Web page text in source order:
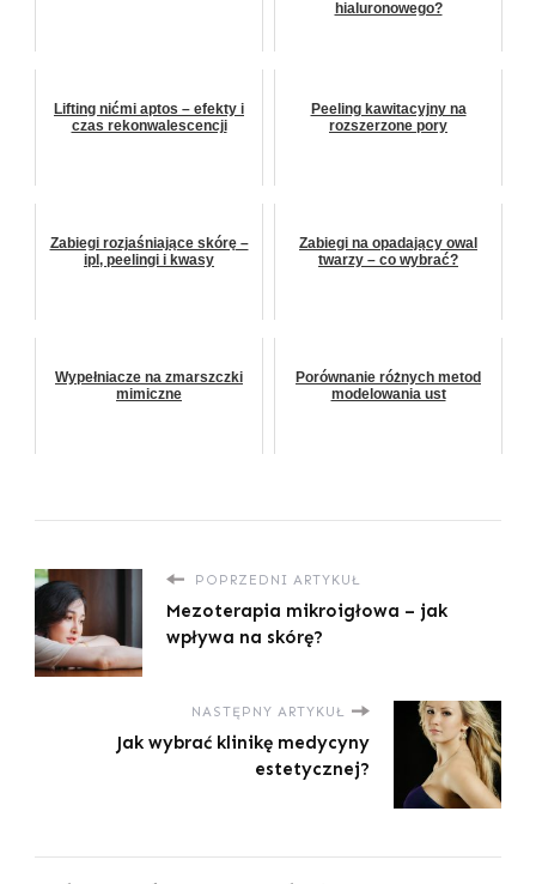
hialuronowego?
Lifting nićmi aptos – efekty i
czas rekonwalescencji
Peeling kawitacyjny na
rozszerzone pory
Zabiegi rozjaśniające skórę –
ipl, peelingi i kwasy
Zabiegi na opadający owal
twarzy – co wybrać?
Wypełniacze na zmarszczki
mimiczne
Porównanie różnych metod
modelowania ust
POPRZEDNI ARTYKUŁ
Mezoterapia mikroigłowa – jak
wpływa na skórę?
NASTĘPNY ARTYKUŁ
Jak wybrać klinikę medycyny
estetycznej?